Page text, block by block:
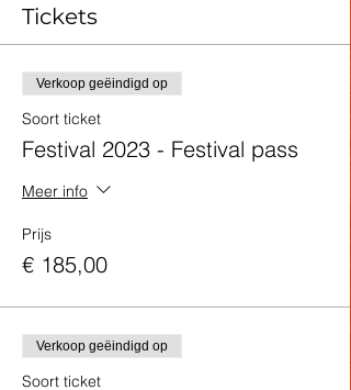
Tickets
Verkoop geëindigd op
Soort ticket
Festival 2023 - Festival pass
Meer info
Prijs
€ 185,00
Verkoop geëindigd op
Soort ticket